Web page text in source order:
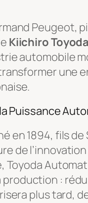
Peugeot,
Kiichiro Toyoda
automobile
une
Puissance
en 1894, fils
de
Toyoda
:
plus tard,